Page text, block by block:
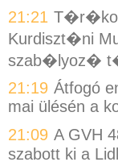
21:21
Kurdiszt�ni
szab�lyoz�
21:19 Átfogó
mai ülésén a
21:09 A GVH
szabott ki a